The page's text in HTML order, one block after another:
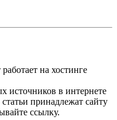
на хостинге
источников в интернете
принадлежат сайту
ссылку.